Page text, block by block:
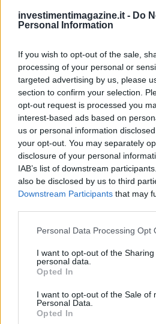
investimentimagazine.it - Do
Personal Information
If you wish to opt-out of the sale,
processing of your personal or
targeted advertising by us, please
section to confirm your selection.
opt-out request is processed you
interest-based ads based on
us or personal information
your opt-out. You may separately
disclosure of your personal
IAB’s list of downstream
also be disclosed by us to third
Downstream Participants that may
Please note that this website/app
not limited to your visit or usage
grant or deny consent to Google
use your data for below specified
consent section.
Personal Data Processing Opt
I want to opt-out of the
personal data.
Opted In
I want to opt-out of the Sale of
Personal Data.
Opted In
Continua a leggere
INVESTIMENTI